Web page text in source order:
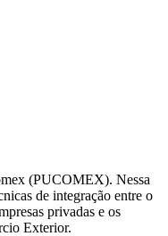
(PUCOMEX). Nessa
de integração entre o
privadas e os
Exterior.